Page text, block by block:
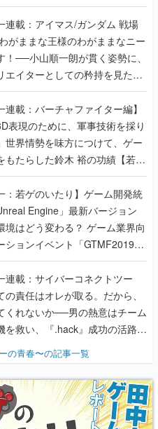
連載：アイマス/ガンダム 戦場
がままな王様のわがままなニー
！──小山順一朗が貫く姿勢に、
エイターとしての矜持を見た
たり最終回】
連載：バーチャファイター編】
表現のために、軍事技術を採り
世界情勢を味方につけて、ゲー
もたらした鈴木 裕の功績【若ゲ
：若ゲのいたり】ゲーム開発統
Engine」最新バージョン
境はどう変わる？ ゲーム業界向
ションイベント「GTMF2019」
より理解を深めよう【PR】
連載：サイバーコネクトツー
の責任はオレが取る。だから、
くれないか──男の熱意はチーム
を救い、『.hack』成功の活路を
の快男児・松山 洋に流れる血は
ンプ』色だった【若ゲのいた
の青春〜の記事一覧